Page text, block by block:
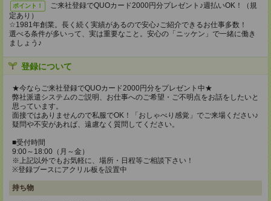
ポイント！
ご来社登録でQUOカード2000円分プレゼント♪週払いOK！（規
定あり）
☆1981年創業。長く続く実績があるので安心♪ご紹介できるお仕事多数！
選べる条件が多いって、実は重要なこと。安心の「ニッケン」で一緒に働き
ましょう♪
登録について
★今ならご来社登録でQUOカード2000円分をプレゼント中★
弊社派遣システムのご説明、お仕事へのご希望・ご不明点をお話をしたいと
思っています。
面接ではありませんので私服でOK！「おしゃべり感覚」でご来場ください♪
疑問や不安があれば、遠慮なく質問してください。
■受付時間
9:00～18:00（月～金）
※上記以外でもお気軽に、場所・日程等ご相談下さい！
※登録ブースにアクリル板を設置中
持ち物